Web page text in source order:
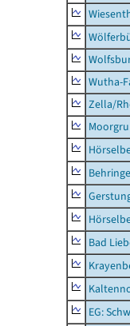
Wutha-
Zella/
Bad
EG: